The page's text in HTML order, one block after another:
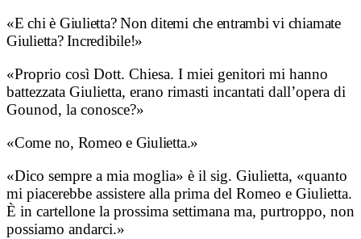
«E chi è Giulietta? Non ditemi che entrambi vi chiamate
Giulietta? Incredibile!»
«Proprio così Dott. Chiesa. I miei genitori mi hanno
battezzata Giulietta, erano rimasti incantati dall’opera di
Gounod, la conosce?»
«Come no, Romeo e Giulietta.»
«Dico sempre a mia moglia» è il sig. Giulietta, «quanto
mi piacerebbe assistere alla prima del Romeo e Giulietta.
È in cartellone la prossima settimana ma, purtroppo, non
possiamo andarci.»